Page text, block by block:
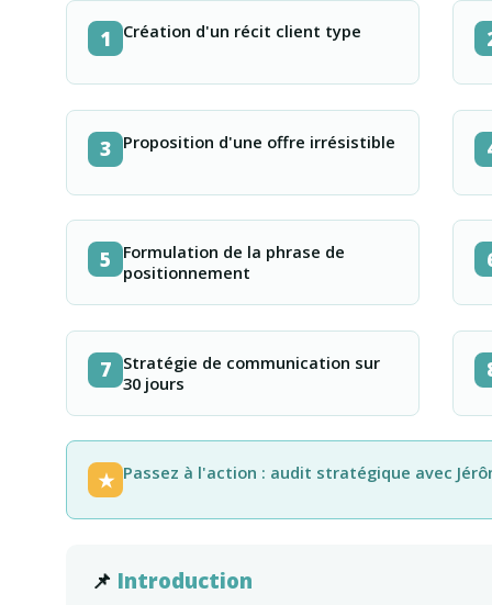
1 Création d'un récit client type
3 Proposition d'une offre irrésistible
5
Formulation de la phrase de
positionnement
7 Stratégie de communication sur
30 jours
★ Passez à l'action : audit stratégique avec
📌 Introduction